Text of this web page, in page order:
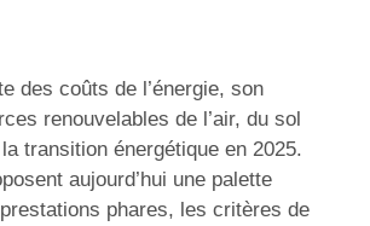
des coûts de l’énergie, son
renouvelables de l’air, du sol
transition énergétique en 2025.
aujourd’hui une palette
phares, les critères de